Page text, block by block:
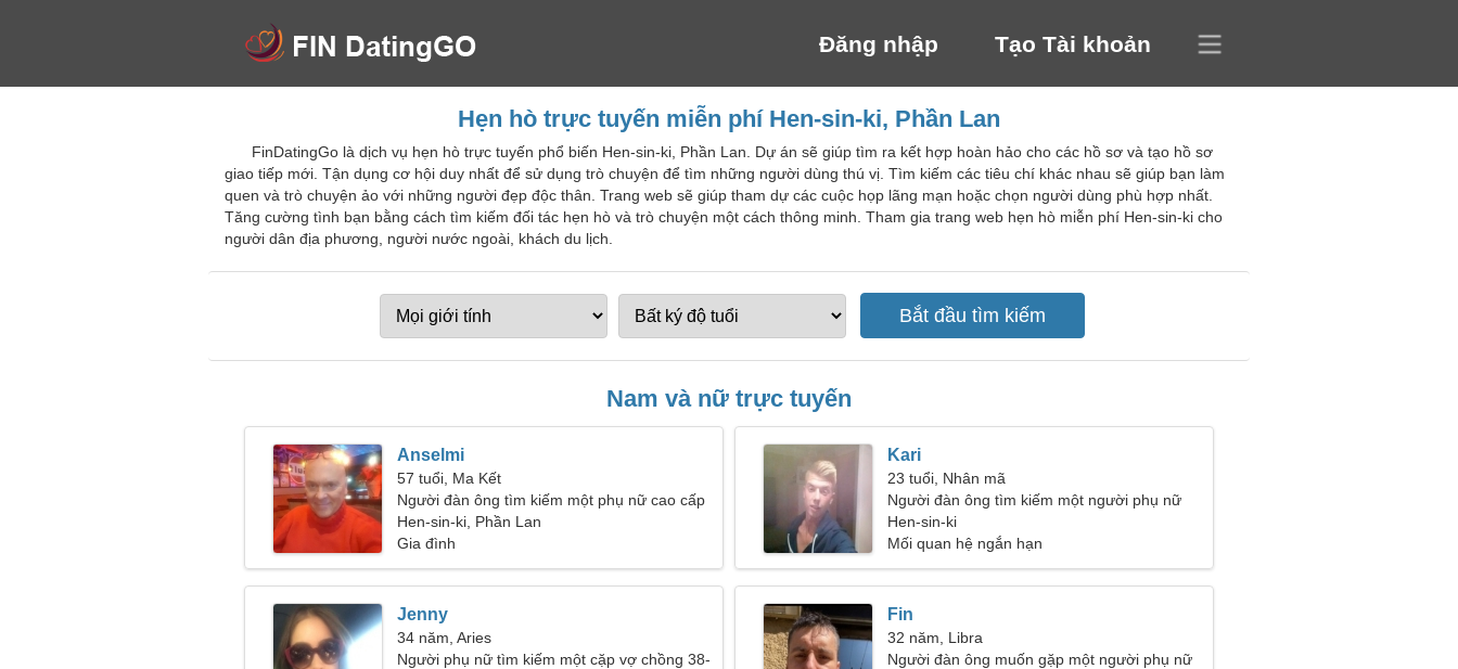
Đăng nhập Tạo Tài khoản
Hẹn hò trực tuyến miễn phí Hen-sin-ki, Phần Lan
FinDatingGo là dịch vụ hẹn hò trực tuyến phổ biến Hen-sin-ki, Phần Lan. Dự án sẽ giúp tìm ra kết hợp hoàn hảo cho các hồ sơ và tạo hồ sơ
giao tiếp mới. Tận dụng cơ hội duy nhất để sử dụng trò chuyện để tìm những người dùng thú vị. Tìm kiếm các tiêu chí khác nhau sẽ giúp bạn làm
quen và trò chuyện ảo với những người đẹp độc thân. Trang web sẽ giúp tham dự các cuộc họp lãng mạn hoặc chọn người dùng phù hợp nhất.
Tăng cường tình bạn bằng cách tìm kiếm đối tác hẹn hò và trò chuyện một cách thông minh. Tham gia trang web hẹn hò miễn phí Hen-sin-ki cho
người dân địa phương, người nước ngoài, khách du lịch.
Nam và nữ trực tuyến
Anselmi
57 tuổi, Ma Kết
Người đàn ông tìm kiếm một phụ nữ cao cấp
50-54
Hen-sin-ki, Phần Lan
Gia đình
Kari
23 tuổi, Nhân mã
Người đàn ông tìm kiếm một người phụ nữ
25-28
Hen-sin-ki
Mối quan hệ ngắn hạn
Jenny
34 năm, Aries
Người phụ nữ tìm kiếm một cặp vợ chồng 38-
Fin
32 năm, Libra
Người đàn ông muốn gặp một người phụ nữ